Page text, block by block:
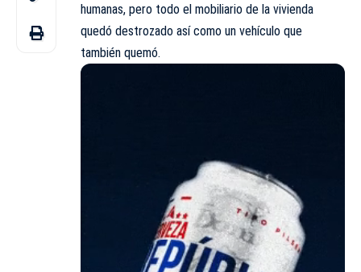
humanas, pero todo el mobiliario de la vivienda
quedó destrozado así como un vehículo que
también quemó.